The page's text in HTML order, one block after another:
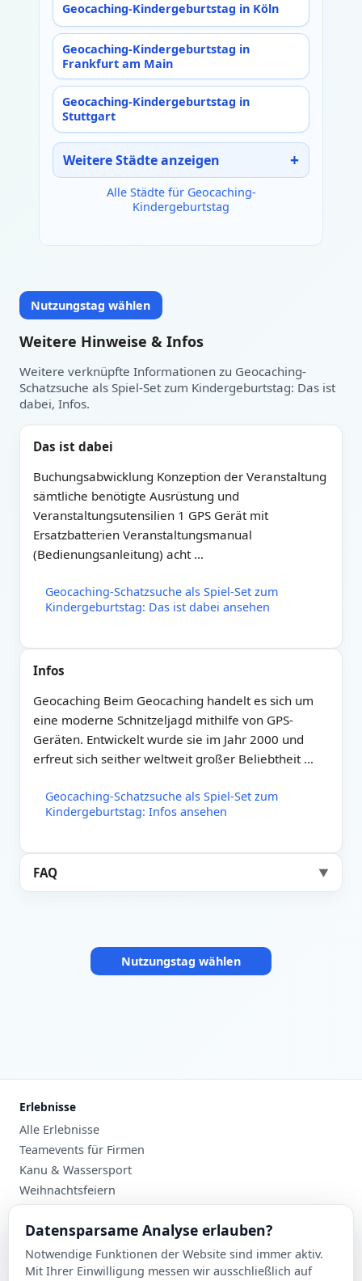
Geocaching-Kindergeburtstag in Köln
Geocaching-Kindergeburtstag in
Frankfurt am Main
Geocaching-Kindergeburtstag in
Stuttgart
Weitere Städte anzeigen
Alle Städte für Geocaching-
Kindergeburtstag
Nutzungstag auswählen:
Nutzungstag wählen
Weitere Hinweise & Infos
Weitere verknüpfte Informationen zu Geocaching-
Schatzsuche als Spiel-Set zum Kindergeburtstag: Das ist
dabei, Infos.
Das ist dabei
Buchungsabwicklung Konzeption der Veranstaltung
sämtliche benötigte Ausrüstung und
Veranstaltungsutensilien 1 GPS Gerät mit
Ersatzbatterien Veranstaltungsmanual
(Bedienungsanleitung) acht …
Geocaching-Schatzsuche als Spiel-Set zum
Kindergeburtstag: Das ist dabei ansehen
Infos
Geocaching Beim Geocaching handelt es sich um
eine moderne Schnitzeljagd mithilfe von GPS-
Geräten. Entwickelt wurde sie im Jahr 2000 und
erfreut sich seither weltweit großer Beliebtheit …
Geocaching-Schatzsuche als Spiel-Set zum
Kindergeburtstag: Infos ansehen
FAQ ▼
Nutzungstag wählen
Erlebnisse
Alle Erlebnisse
Teamevents für Firmen
Kanu & Wassersport
Weihnachtsfeiern
Planung
Events nach Stadt
Suche
Datensparsame Analyse erlauben?
Notwendige Funktionen der Website sind immer aktiv.
Mit Ihrer Einwilligung messen wir ausschließlich auf